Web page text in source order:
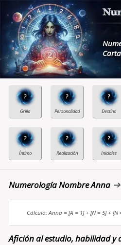
? ? ?
? ? ?
Numerología Nombre Anna➔
Cálculo: Anna = [A = 1] + [N = 5] + [N
Afición al estudio, habilidad y